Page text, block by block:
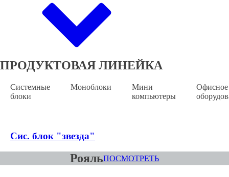
ПРОДУКТОВАЯ ЛИНЕЙКА
Системные
блоки
Моноблоки
Мини
компьютеры
Офисное
Сис. блок "звезда"
РояльПОСМОТРЕТЬ